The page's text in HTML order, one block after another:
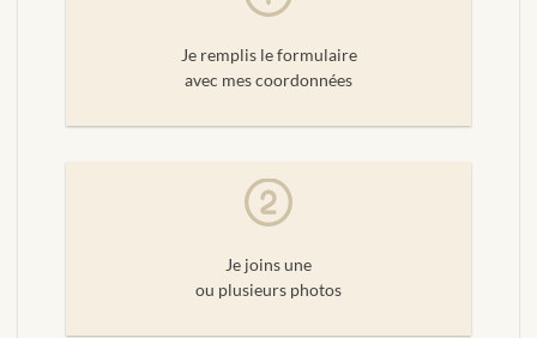
Je remplis le formulaire
avec mes coordonnées
Je joins une
ou plusieurs photos